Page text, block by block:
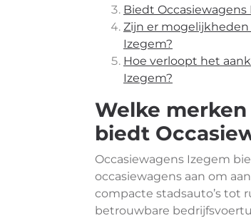
Biedt
Zijn er mogelijkheden
Izegem?
Hoe verloopt het
Izegem?
Welke
biedt
Occasiewagens Izegem
occasiewagens aan om
compacte stadsauto’s tot
betrouwbare